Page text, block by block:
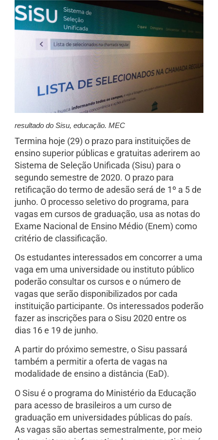
resultado do Sisu, educação. MEC
Termina hoje (29) o prazo para instituições de
ensino superior públicas e gratuitas aderirem ao
Sistema de Seleção Unificada (Sisu) para o
segundo semestre de 2020. O prazo para
retificação do termo de adesão será de 1º a 5 de
junho. O processo seletivo do programa, para
vagas em cursos de graduação, usa as notas do
Exame Nacional de Ensino Médio (Enem) como
critério de classificação.
Os estudantes interessados em concorrer a uma
vaga em uma universidade ou instituto público
poderão consultar os cursos e o número de
vagas que serão disponibilizados por cada
instituição participante. Os interessados poderão
fazer as inscrições para o Sisu 2020 entre os
dias 16 e 19 de junho.
A partir do próximo semestre, o Sisu passará
também a permitir a oferta de vagas na
modalidade de ensino a distância (EaD).
O Sisu é o programa do Ministério da Educação
para acesso de brasileiros a um curso de
graduação em universidades públicas do país.
As vagas são abertas semestralmente, por meio